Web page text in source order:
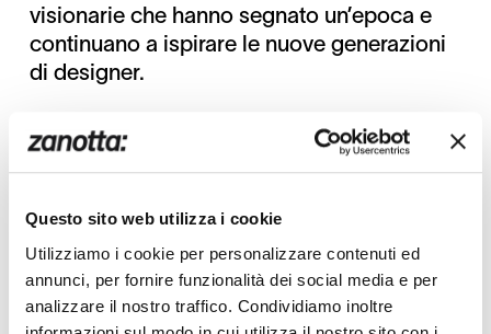
Questo sito web utilizza i cookie
Utilizziamo i cookie per personalizzare contenuti ed
annunci, per fornire funzionalità dei social media e per
analizzare il nostro traffico. Condividiamo inoltre
visionarie che hanno segnato un’epoca e
continuano a ispirare le nuove generazioni
di designer.
Share: Twitter